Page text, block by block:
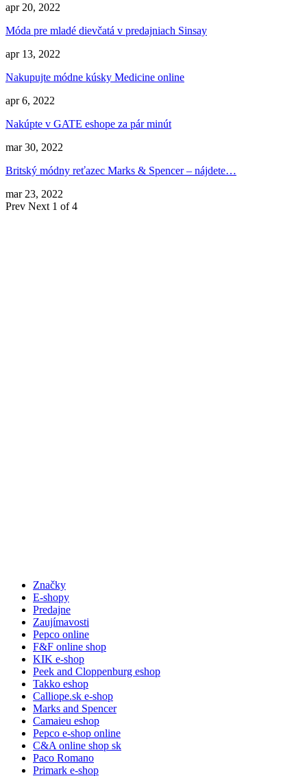
apr 20, 2022
Móda pre mladé dievčatá v predajniach Sinsay
apr 13, 2022
Nakupujte módne kúsky Medicine online
apr 6, 2022
Nakúpte v GATE eshope za pár minút
mar 30, 2022
Britský módny reťazec Marks & Spencer – nájdete…
mar 23, 2022
Prev Next 1 of 4
Značky
E-shopy
Predajne
Zaujímavosti
Pepco online
F&F online shop
KIK e-shop
Peek and Cloppenburg eshop
Takko eshop
Calliope.sk e-shop
Marks and Spencer
Camaieu eshop
Pepco e-shop online
C&A online shop sk
Paco Romano
Primark e-shop